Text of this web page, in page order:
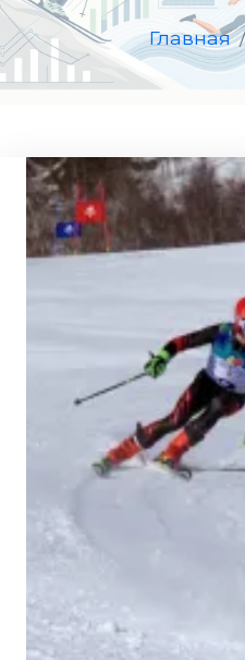
Главная